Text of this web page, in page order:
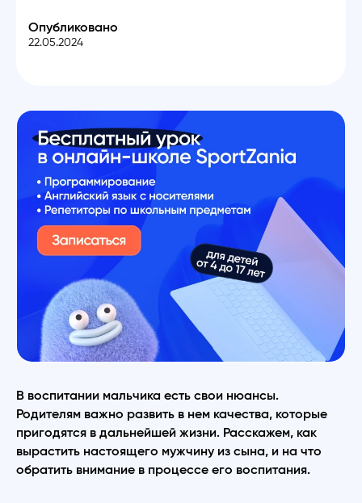
Опубликовано
22.05.2024
В воспитании мальчика есть свои нюансы.
Родителям важно развить в нем качества, которые
пригодятся в дальнейшей жизни. Расскажем, как
вырастить настоящего мужчину из сына, и на что
обратить внимание в процессе его воспитания.